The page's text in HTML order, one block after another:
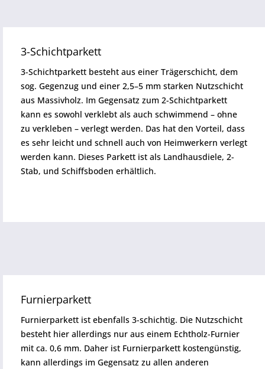
3-Schichtparkett
3-Schichtparkett besteht aus einer Trägerschicht, dem
sog. Gegenzug und einer 2,5–5 mm starken Nutzschicht
aus Massivholz. Im Gegensatz zum 2-Schichtparkett
kann es sowohl verklebt als auch schwimmend – ohne
zu verkleben – verlegt werden. Das hat den Vorteil, dass
es sehr leicht und schnell auch von Heimwerkern verlegt
werden kann. Dieses Parkett ist als Landhausdiele, 2-
Stab, und Schiffsboden erhältlich.
Furnierparkett
Furnierparkett ist ebenfalls 3-schichtig. Die Nutzschicht
besteht hier allerdings nur aus einem Echtholz-Furnier
mit ca. 0,6 mm. Daher ist Furnierparkett kostengünstig,
kann allerdings im Gegensatz zu allen anderen